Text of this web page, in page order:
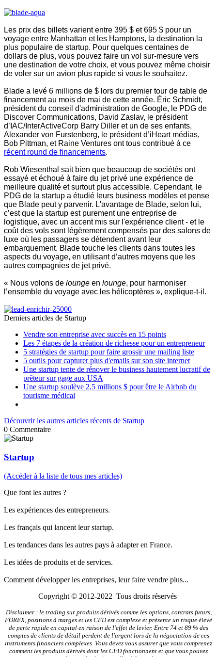
Les prix des billets varient entre 395 $ et 695 $ pour un
voyage entre Manhattan et les Hamptons, la destination la
plus populaire de startup. Pour quelques centaines de
dollars de plus, vous pouvez faire un vol sur-mesure vers
une destination de votre choix, et vous pouvez même choisir
de voler sur un avion plus rapide si vous le souhaitez.
Blade a levé 6 millions de $ lors du premier tour de table de
financement au mois de mai de cette année. Éric Schmidt,
président du conseil d'administration de Google, le PDG de
Discover Communications, David Zaslav, le président
d’IAC/InterActiveCorp Barry Diller et un de ses enfants,
Alexander von Furstenberg, le président d’iHeart médias,
Bob Pittman, et Raine Ventures ont tous contribué à ce
récent round de financements.
Rob Wiesenthal sait bien que beaucoup de sociétés ont
essayé et échoué à faire du jet privé une expérience de
meilleure qualité et surtout plus accessible. Cependant, le
PDG de la startup a étudié leurs business modèles et pense
que Blade peut y parvenir. L'avantage de Blade, selon lui,
c’est que la startup est purement une entreprise de
logistique, avec un accent mis sur l'expérience client - et le
coût des vols sont légèrement compensés par des salons de
luxe où les passagers se détendent avant leur
embarquement. Blade touche les clients dans toutes les
aspects du voyage, en utilisant d’autres moyens que les
autres compagnies de jet privé.
« Nous volons de lounge en lounge, pour harmoniser
l’ensemble du voyage avec les hélicoptères », explique-t-il.
Derniers articles de Startup
Vendre son entreprise avec succès en 15 points
Les 7 étapes de la création de richesse pour un entrepreneur
5 stratégies de startup pour faire grossir une mailing liste
5 outils pour capturer plus d'emails sur son site internet
Une startup tente de rénover le business hautement lucratif de
prêteur sur gage aux USA
Une startup soulève 2,5 millions $ pour être le Airbnb du
tourisme médical
Découvrir les autres articles récents de Startup
0 Commentaire
Startup
(Accéder à la liste de tous mes articles)
Que font les autres ?
Les expériences des entrepreneurs.
Les français qui lancent leur startup.
Les tendances dans les autres pays à adapter en France.
Les idées de produits et de services.
Comment développer les entreprises, leur faire vendre plus...
Copyright © 2012-2022 Tous droits réservés
Disclaimer : le trading sur produits dérivés comme les options, contrats futurs,
FOREX, positions à marges et les CFD est complexe et présente un risque élevé
de perte rapide en capital en raison de l'effet de levier. Entre 74 et 89 % des
comptes de clients de détail perdent de l'argent lors de la négociation de ces
instruments financiers complexes. Vous devez vous assurer que vous comprenez
comment les produits dérivés dont les CFD fonctionnent et que vous pouvez